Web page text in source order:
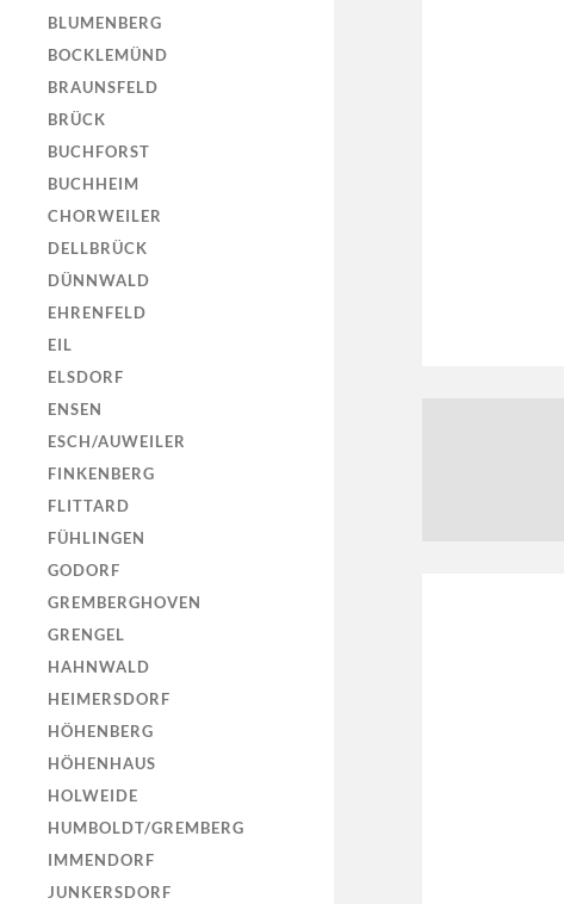
BLUMENBERG
BOCKLEMÜND
BRAUNSFELD
BRÜCK
BUCHFORST
BUCHHEIM
CHORWEILER
DELLBRÜCK
DÜNNWALD
EHRENFELD
EIL
ELSDORF
ENSEN
ESCH/AUWEILER
FINKENBERG
FLITTARD
FÜHLINGEN
GODORF
GREMBERGHOVEN
GRENGEL
HAHNWALD
HEIMERSDORF
HÖHENBERG
HÖHENHAUS
HOLWEIDE
HUMBOLDT/GREMBERG
IMMENDORF
JUNKERSDORF